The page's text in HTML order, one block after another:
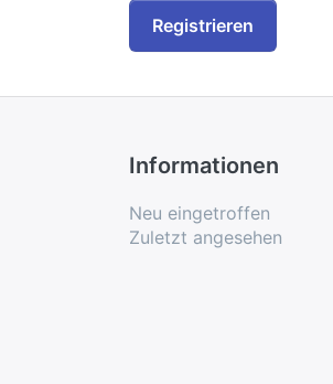
Registrieren
Informationen
Neu eingetroffen
Zuletzt angesehen